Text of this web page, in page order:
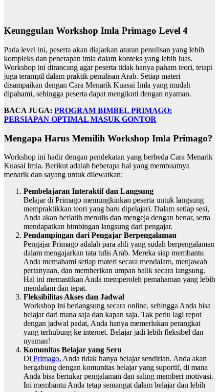
Keunggulan Workshop Imla Primago Level 4
Pada level ini, peserta akan diajarkan aturan penulisan yang lebih
kompleks dan penerapan imla dalam konteks yang lebih luas.
Workshop ini dirancang agar peserta tidak hanya paham teori, tetapi
juga terampil dalam praktik penulisan Arab. Setiap materi
disampaikan dengan Cara Menarik Kuasai Imla yang mudah
dipahami, sehingga peserta dapat mengikuti dengan nyaman.
BACA JUGA: PROGRAM BIMBEL PRIMAGO:
PERSIAPAN OPTIMAL MASUK GONTOR
Mengapa Harus Memilih Workshop Imla Primago?
Workshop ini hadir dengan pendekatan yang berbeda Cara Menarik
Kuasai Imla. Berikut adalah beberapa hal yang membuatnya
menarik dan sayang untuk dilewatkan:
Pembelajaran Interaktif dan Langsung
Belajar di Primago memungkinkan peserta untuk langsung
mempraktikkan teori yang baru dipelajari. Dalam setiap sesi,
Anda akan berlatih menulis dan mengeja dengan benar, serta
mendapatkan bimbingan langsung dari pengajar.
Pendampingan dari Pengajar Berpengalaman
Pengajar Primago adalah para ahli yang sudah berpengalaman
dalam mengajarkan tata tulis Arab. Mereka siap membantu
Anda memahami setiap materi secara mendalam, menjawab
pertanyaan, dan memberikan umpan balik secara langsung.
Hal ini memastikan Anda memperoleh pemahaman yang lebih
mendalam dan tepat.
Fleksibilitas Akses dan Jadwal
Workshop ini berlangsung secara online, sehingga Anda bisa
belajar dari mana saja dan kapan saja. Tak perlu lagi repot
dengan jadwal padat, Anda hanya memerlukan perangkat
yang terhubung ke internet. Belajar jadi lebih fleksibel dan
nyaman!
Komunitas Belajar yang Seru
Di Primago, Anda tidak hanya belajar sendirian. Anda akan
bergabung dengan komunitas belajar yang suportif, di mana
Anda bisa bertukar pengalaman dan saling memberi motivasi.
Ini membantu Anda tetap semangat dalam belajar dan lebih